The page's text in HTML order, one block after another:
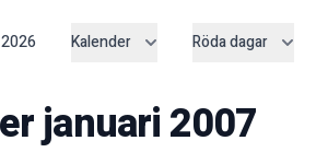
2026 Kalender Röda dagar
januari2007